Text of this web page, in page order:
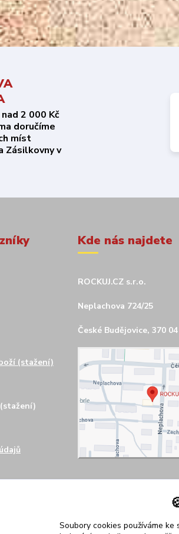
2 000 Kč
doručíme
míst
Zásilkovny v
(stažení)
Kde nás najdete
ROCKUJ.CZ s.r.o.
Neplachova 724/25
České Budějovice, 370 04
Soubory cookies používáme